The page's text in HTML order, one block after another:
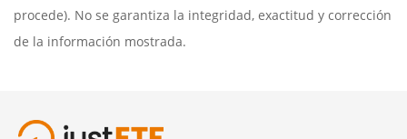
procede). No se garantiza la integridad, exactitud y corrección
de la información mostrada.